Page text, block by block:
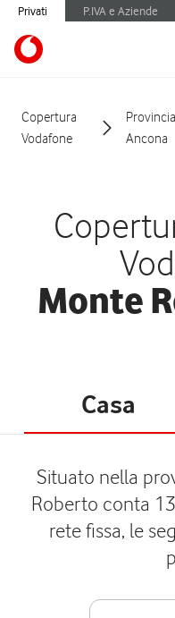
Privati P.IVA e Aziende
Copertura
Vodafone
Ancona
Monte
Casa
Situato nella
Roberto conta
rete fissa, le